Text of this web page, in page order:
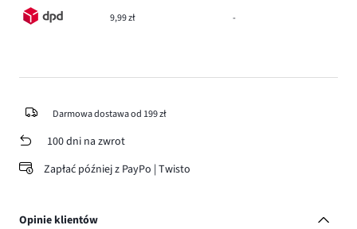
9,99 zł -
Darmowa dostawa od 199 zł
100 dni na zwrot
Zapłać później z PayPo | Twisto
Opinie klientów